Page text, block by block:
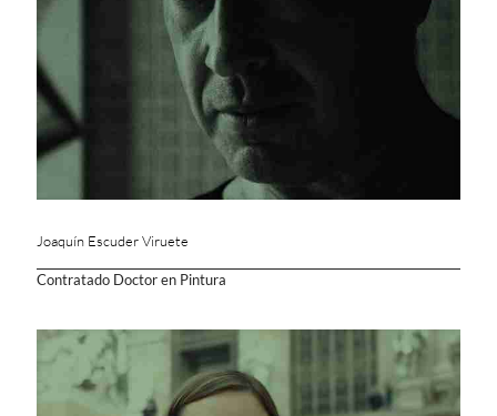
Joaquín Escuder Viruete
Contratado Doctor en Pintura